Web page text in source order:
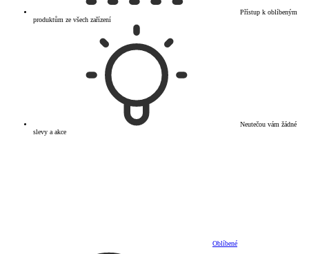
Přístup k oblíbeným
produktům ze všech zařízení
Neutečou vám žádné
slevy a akce
Oblíbené